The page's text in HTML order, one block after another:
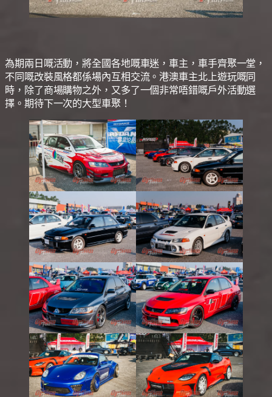
為期兩日嘅活動，將全國各地嘅車迷，車主，車手齊聚一堂，
不同嘅改裝風格都係場內互相交流。港澳車主北上遊玩嘅同
時，除了商場購物之外，又多了一個非常唔錯嘅戶外活動選
擇。期待下一次的大型車聚！